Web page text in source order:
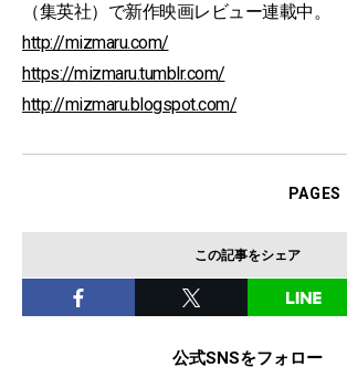
（集英社）で新作映画レビュー連載中。
http://mizmaru.com/
https://mizmaru.tumblr.com/
http://mizmaru.blogspot.com/
PAGES
この記事をシェア
公式SNSをフォロー